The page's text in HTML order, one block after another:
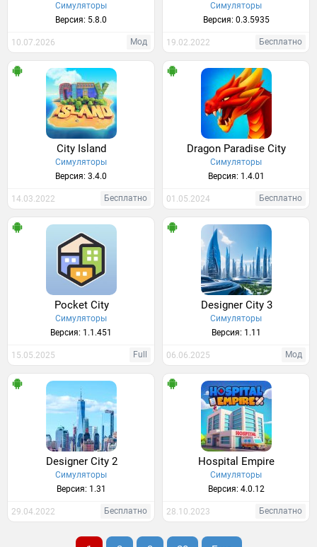
Симуляторы
Версия: 5.8.0
10.07.2026 Мод
Симуляторы
Версия: 0.3.5935
19.02.2022 Бесплатно
City Island
Симуляторы
Версия: 3.4.0
14.03.2022 Бесплатно
Dragon Paradise City
Симуляторы
Версия: 1.4.01
01.05.2024 Бесплатно
Pocket City
Симуляторы
Версия: 1.1.451
15.05.2025 Full
Designer City 3
Симуляторы
Версия: 1.11
06.06.2025 Мод
Designer City 2
Симуляторы
Версия: 1.31
29.04.2022 Бесплатно
Hospital Empire
Симуляторы
Версия: 4.0.12
28.10.2023 Бесплатно